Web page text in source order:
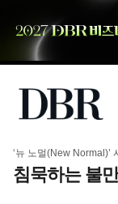
‘뉴 노멀(New Normal)’
침묵하는 불